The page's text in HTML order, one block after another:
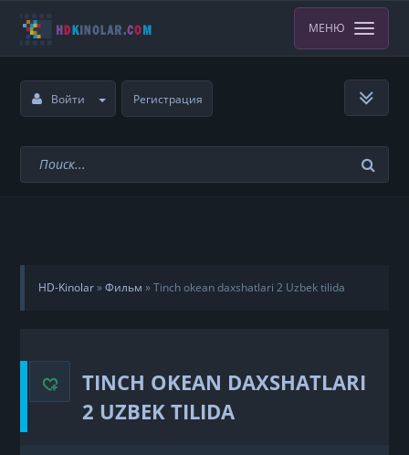
МЕНЮ
Войти Регистрация
HD-Kinolar»Фильм »Tinch okean daxshatlari 2 Uzbek tilida
TINCH OKEAN DAXSHATLARI
2 UZBEK TILIDA